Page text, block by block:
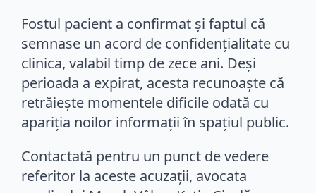
Fostul pacient a confirmat și faptul că
semnase un acord de confidențialitate cu
clinica, valabil timp de zece ani. Deși
perioada a expirat, acesta recunoaște că
retrăiește momentele dificile odată cu
apariția noilor informații în spațiul public.
Contactată pentru un punct de vedere
referitor la aceste acuzații, avocata